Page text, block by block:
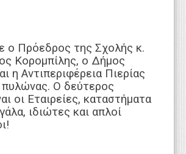
ο Πρόεδρος της Σχολής κ.
Κορομπίλης, ο Δήμος
η Αντιπεριφέρεια Πιερίας
πυλώνας. Ο δεύτερος
οι Εταιρείες, καταστήματα
ιδιώτες και απλοί